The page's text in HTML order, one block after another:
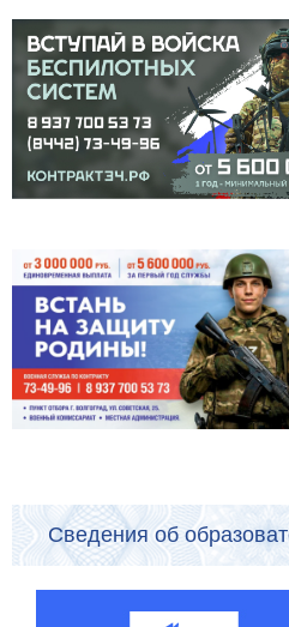
Сведения об